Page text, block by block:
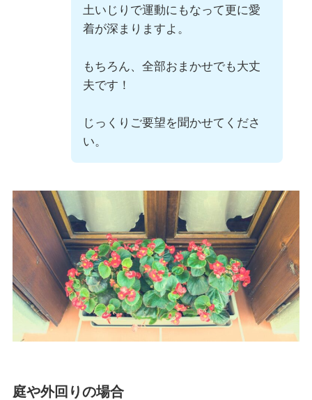
土いじりで運動にもなって更に愛
着が深まりますよ。
もちろん、全部おまかせでも大丈
夫です！
じっくりご要望を聞かせてくださ
い。
庭や外回りの場合